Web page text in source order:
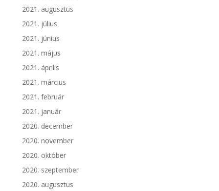
2021. augusztus
2021. július
2021. június
2021. május
2021. április
2021. március
2021. február
2021. január
2020. december
2020. november
2020. október
2020. szeptember
2020. augusztus